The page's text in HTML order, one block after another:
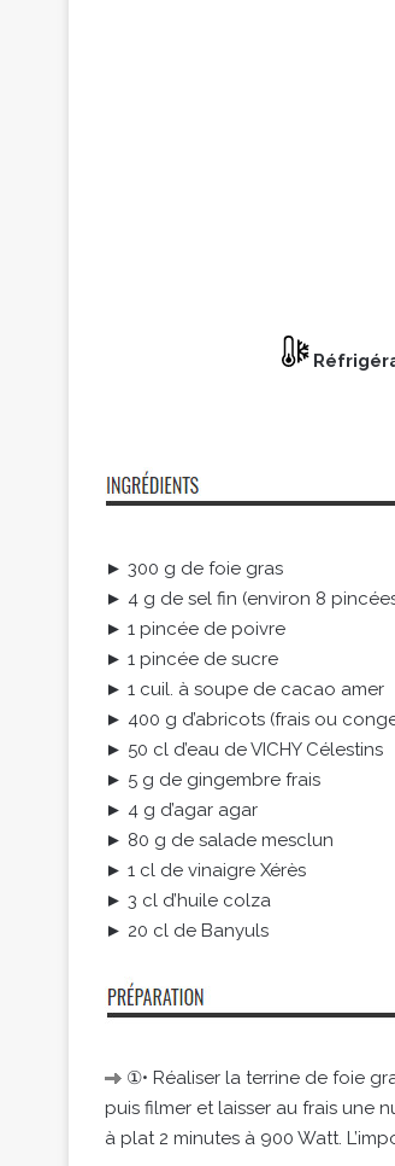
► 300 g de foie gras
► 4 g de sel fin (environ 8
► 1 pincée de poivre
► 1 pincée de sucre
► 1 cuil. à soupe de cacao amer
► 400 g d’abricots (frais ou
► 50 cl d’eau de VICHY Célestins
► 5 g de gingembre frais
► 4 g d’agar agar
► 80 g de salade mesclun
► 1 cl de vinaigre Xérès
► 3 cl d’huile colza
► 20 cl de Banyuls
①• Réaliser la terrine de foie
puis filmer et laisser au frais une
à plat 2 minutes à 900 Watt.